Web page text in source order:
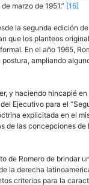
marzo de 1951.” [16]
la segunda edición
que los planteos
En el año 1965,
ampliando
y haciendo hincapié
Ejecutivo para el
explicitada en el
de las concepciones de
de Romero de brindar
la derecha
criterios para la